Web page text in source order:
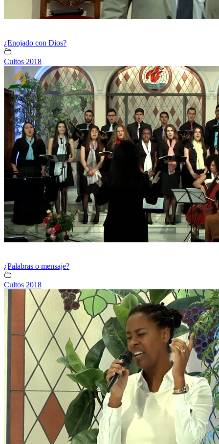
¿Enojado con Dios?
Cultos 2018
¿Palabras o mensaje?
Cultos 2018